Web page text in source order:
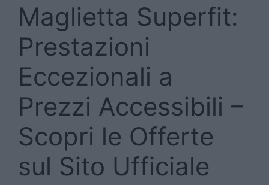
Maglietta Superfit:
Prestazioni
Eccezionali a
Prezzi Accessibili –
Scopri le Offerte
sul Sito Ufficiale